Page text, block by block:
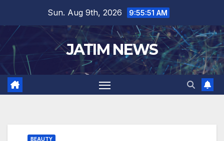
content
Sun. Aug 9th, 2026 9:55:51 AM
JATIM NEWS
BEAUTY